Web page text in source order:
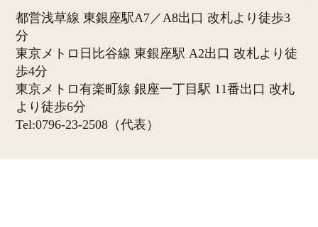
都営浅草線 東銀座駅A7／A8出口 改札より徒歩3
分
東京メトロ日比谷線 東銀座駅 A2出口 改札より徒
歩4分
東京メトロ有楽町線 銀座一丁目駅 11番出口 改札
より徒歩6分
Tel:0796-23-2508（代表）